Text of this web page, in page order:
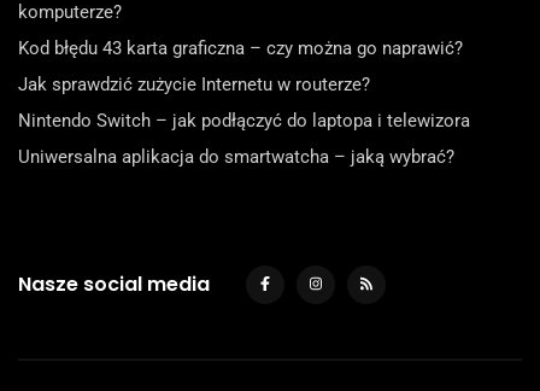
komputerze?
Kod błędu 43 karta graficzna – czy można go naprawić?
Jak sprawdzić zużycie Internetu w routerze?
Nintendo Switch – jak podłączyć do laptopa i telewizora
Uniwersalna aplikacja do smartwatcha – jaką wybrać?
Nasze social media